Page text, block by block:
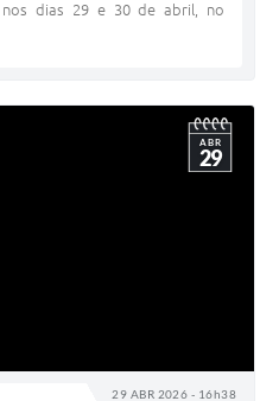
nos dias 29 e 30 de abril, no
29 ABR 2026 - 16h38
ABR
29